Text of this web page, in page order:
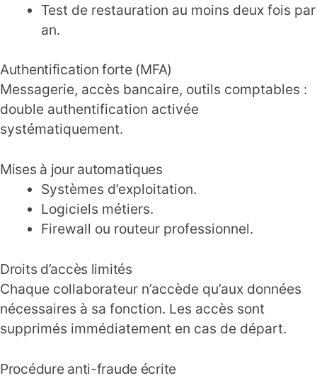
Test de restauration au moins deux fois par
an.
Authentification forte (MFA)
Messagerie, accès bancaire, outils comptables :
double authentification activée
systématiquement.
Mises à jour automatiques
Systèmes d’exploitation.
Logiciels métiers.
Firewall ou routeur professionnel.
Droits d’accès limités
Chaque collaborateur n’accède qu’aux données
nécessaires à sa fonction. Les accès sont
supprimés immédiatement en cas de départ.
Procédure anti-fraude écrite